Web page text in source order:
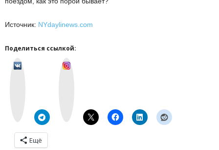
Источник: NYdaylinews.com
Поделиться ссылкой:
Ещё